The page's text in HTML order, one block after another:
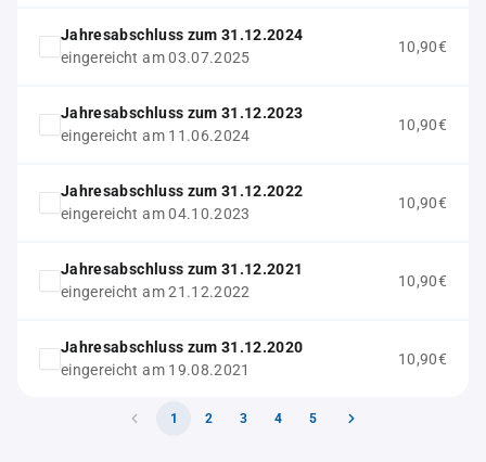
Jahresabschluss zum 31.12.2024
eingereicht am 03.07.2025
10,90€
Jahresabschluss zum 31.12.2023
eingereicht am 11.06.2024
10,90€
Jahresabschluss zum 31.12.2022
eingereicht am 04.10.2023
10,90€
Jahresabschluss zum 31.12.2021
eingereicht am 21.12.2022
10,90€
Jahresabschluss zum 31.12.2020
eingereicht am 19.08.2021
10,90€
1 2 3 4 5